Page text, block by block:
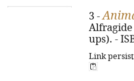
3 -
Alfragide
ups). -
Link